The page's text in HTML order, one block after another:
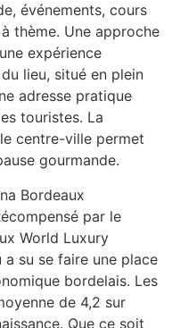
événements, cours
thème. Une approche
expérience
lieu, situé en plein
adresse pratique
touristes. La
centre-ville permet
gourmande.
Bordeaux
par le
World Luxury
su se faire une place
bordelais. Les
de 4,2 sur
Que ce soit